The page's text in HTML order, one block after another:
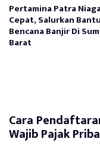
Pertamina Patra
Cepat, Salurkan
Bencana Banjir Di
Barat
Cara
Wajib Pajak